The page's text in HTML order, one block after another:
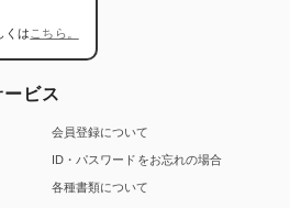
くは こちら。
ビス
会員登録について
ID・パスワードをお忘れの場合
各種書類について